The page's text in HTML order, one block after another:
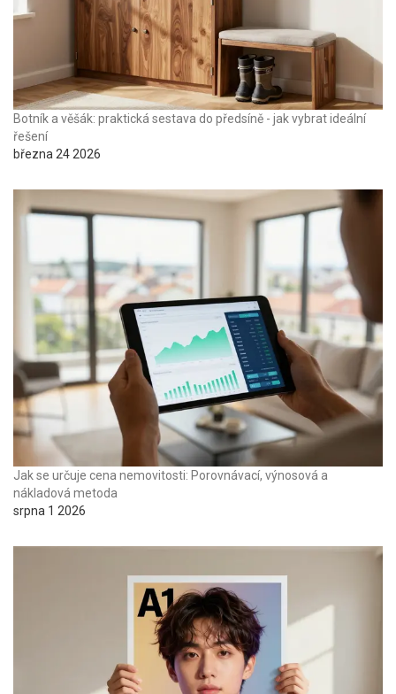
Botník a věšák: praktická sestava do předsíně - jak vybrat ideální
řešení
března 24 2026
Jak se určuje cena nemovitosti: Porovnávací, výnosová a
nákladová metoda
srpna 1 2026